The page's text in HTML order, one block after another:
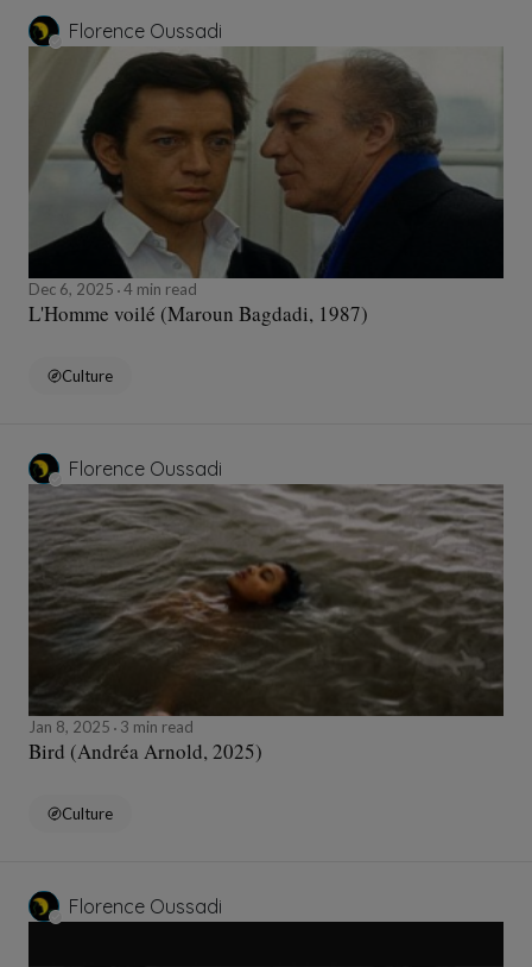
Florence Oussadi
Dec 6, 2025 4 min read
L'Homme voilé (Maroun Bagdadi, 1987)
Culture
Florence Oussadi
Jan 8, 2025 3 min read
Bird (Andréa Arnold, 2025)
Culture
Florence Oussadi